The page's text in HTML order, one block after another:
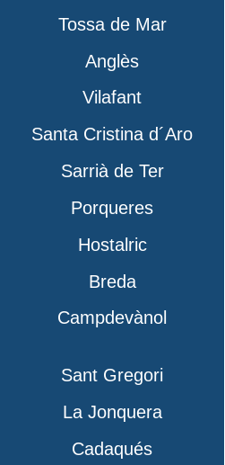
Tossa de Mar
Anglès
Vilafant
Santa Cristina d´Aro
Sarrià de Ter
Porqueres
Hostalric
Breda
Campdevànol
Sant Gregori
La Jonquera
Cadaqués